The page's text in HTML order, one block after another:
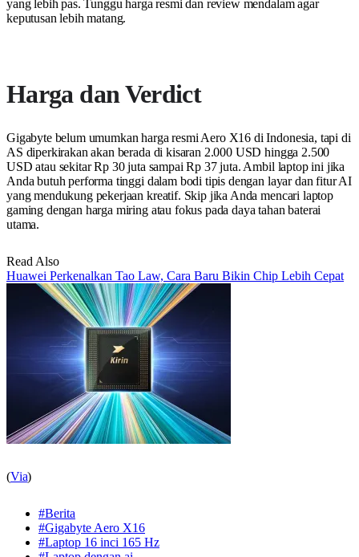
yang lebih pas. Tunggu harga resmi dan review mendalam agar
keputusan lebih matang.
Harga dan Verdict
Gigabyte belum umumkan harga resmi Aero X16 di Indonesia, tapi di
AS diperkirakan akan berada di kisaran 2.000 USD hingga 2.500
USD atau sekitar Rp 30 juta sampai Rp 37 juta. Ambil laptop ini jika
Anda butuh performa tinggi dalam bodi tipis dengan layar dan fitur AI
yang mendukung pekerjaan kreatif. Skip jika Anda mencari laptop
gaming dengan harga miring atau fokus pada daya tahan baterai
utama.
Read Also
Huawei Perkenalkan Tao Law, Cara Baru Bikin Chip Lebih Cepat
(Via)
#Berita
#Gigabyte Aero X16
#Laptop 16 inci 165 Hz